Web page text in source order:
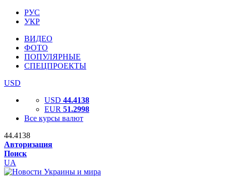
РУС
УКР
ВИДЕО
ФОТО
ПОПУЛЯРНЫЕ
СПЕЦПРОЕКТЫ
USD
USD 44.4138
EUR 51.2998
Все курсы валют
44.4138
Авторизация
Поиск
UA